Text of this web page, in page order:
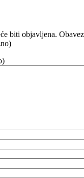
biti objavljena.